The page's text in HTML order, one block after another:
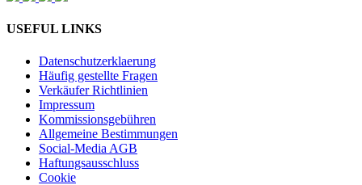
USEFUL LINKS
Datenschutzerklaerung
Häufig gestellte Fragen
Verkäufer Richtlinien
Impressum
Kommissionsgebühren
Allgemeine Bestimmungen
Social-Media AGB
Haftungsausschluss
Cookie